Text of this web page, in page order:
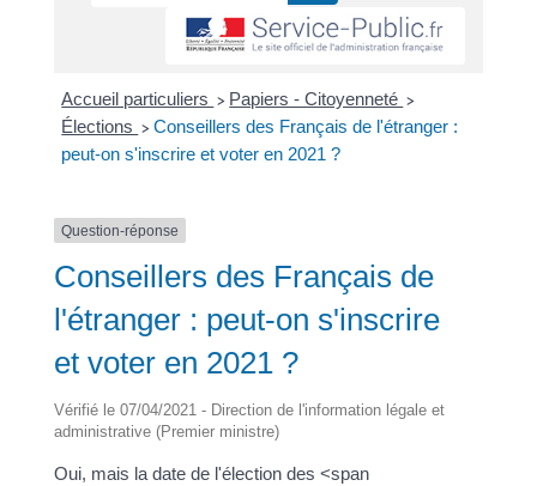
Accueil particuliers > Papiers - Citoyenneté >
Élections > Conseillers des Français de l'étranger :
peut-on s'inscrire et voter en 2021 ?
Question-réponse
Conseillers des Français de
l'étranger : peut-on s'inscrire
et voter en 2021 ?
Vérifié le 07/04/2021 - Direction de l'information légale et
administrative (Premier ministre)
Oui, mais la date de l'élection des <span